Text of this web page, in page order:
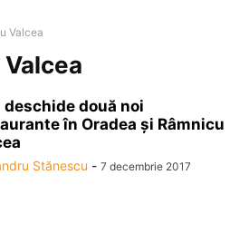
Valcea
Valcea
deschide două noi
în Oradea şi Râmnicu
Stănescu - 7 decembrie 2017